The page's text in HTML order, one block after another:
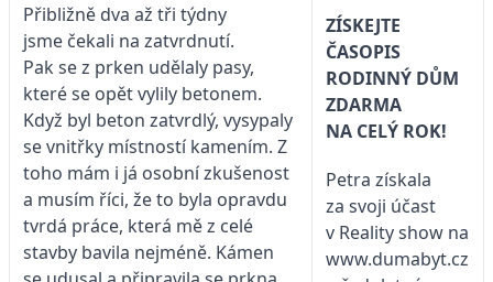
Přibližně dva až tři týdny
jsme čekali na zatvrdnutí.
Pak se z prken udělaly pasy,
které se opět vylily betonem.
Když byl beton zatvrdlý, vysypaly
se vnitřky místností kamením. Z
toho mám i já osobní zkušenost
a musím říci, že to byla opravdu
tvrdá práce, která mě z celé
stavby bavila nejméně. Kámen
ZÍSKEJTE
ČASOPIS
RODINNÝ DŮM
ZDARMA
NA CELÝ ROK!
Petra získala
za svoji účast
v Reality show na
www.dumabyt.cz